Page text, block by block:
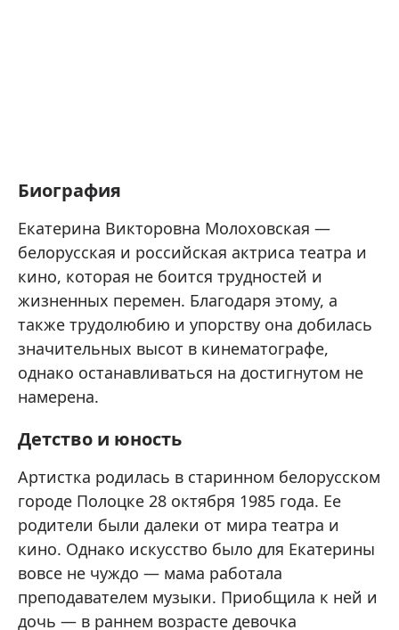
Биография
Екатерина Викторовна Молоховская —
белорусская и российская актриса театра и
кино, которая не боится трудностей и
жизненных перемен. Благодаря этому, а
также трудолюбию и упорству она добилась
значительных высот в кинематографе,
однако останавливаться на достигнутом не
намерена.
Детство и юность
Артистка родилась в старинном белорусском
городе Полоцке 28 октября 1985 года. Ее
родители были далеки от мира театра и
кино. Однако искусство было для Екатерины
вовсе не чуждо — мама работала
преподавателем музыки. Приобщила к ней и
дочь — в раннем возрасте девочка